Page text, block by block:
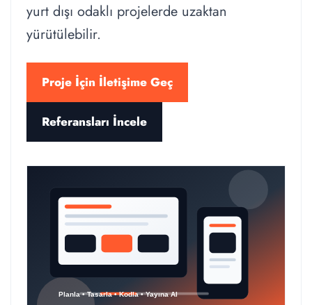
yurt dışı odaklı projelerde uzaktan
yürütülebilir.
Proje İçin İletişime Geç
Referansları İncele